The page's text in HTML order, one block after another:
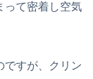
って密着し空気
ですが、クリン